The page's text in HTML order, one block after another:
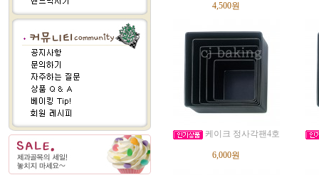
4,500원
케이크 정사각팬4호
6,000원